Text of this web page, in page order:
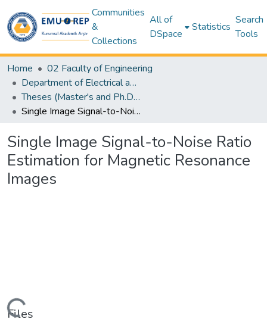
Communities
&
Collections
All of
DSpace
Statistics
Search
Tools
Home
02 Faculty of Engineering
Department of Electrical and Electronic Engineering
Theses (Master's and Ph.D) – Electrical and Electronic Engineering
Single Image Signal-to-Noise Ratio Estimation for Magnetic Resonance Images
Single Image Signal-to-Noise Ratio
Estimation for Magnetic Resonance
Images
Files